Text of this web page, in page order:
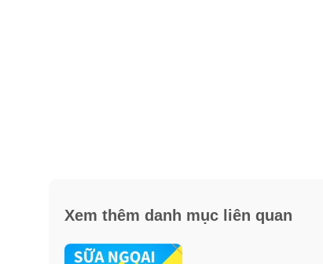
Xem thêm danh mục liên quan